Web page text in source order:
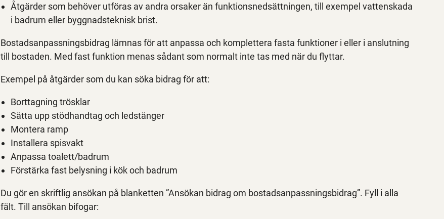
Åtgärder som behöver utföras av andra orsaker än funktionsnedsättningen, till exempel vattenskada
i badrum eller byggnadsteknisk brist.
Bostadsanpassningsbidrag lämnas för att anpassa och komplettera fasta funktioner i eller i anslutning
till bostaden. Med fast funktion menas sådant som normalt inte tas med när du flyttar.
Exempel på åtgärder som du kan söka bidrag för att:
Borttagning trösklar
Sätta upp stödhandtag och ledstänger
Montera ramp
Installera spisvakt
Anpassa toalett/badrum
Förstärka fast belysning i kök och badrum
Du gör en skriftlig ansökan på blanketten ”Ansökan bidrag om bostadsanpassningsbidrag”. Fyll i alla
fält. Till ansökan bifogar: